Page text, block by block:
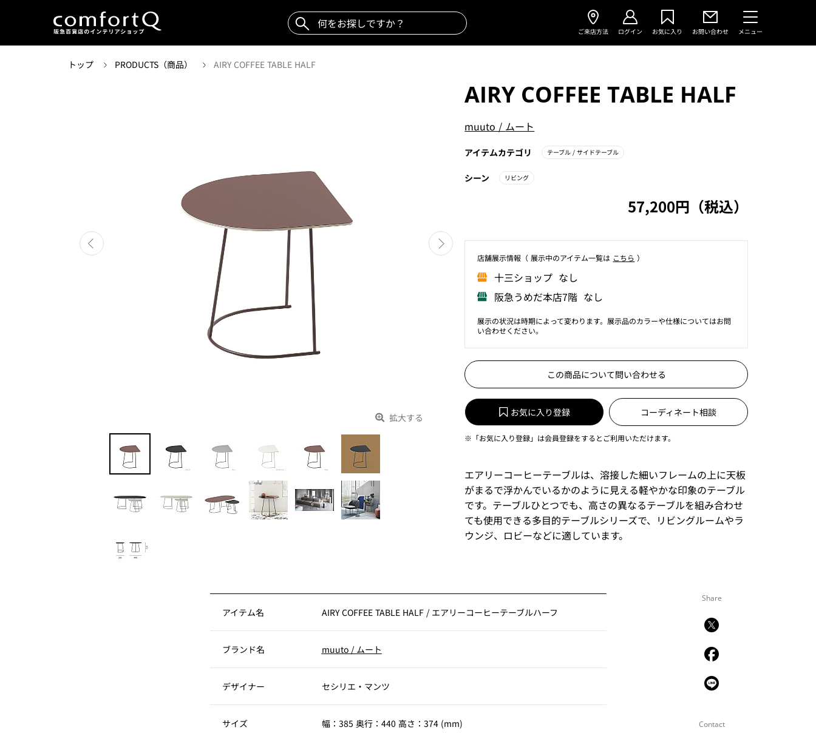
ご来店方法 ログイン お気に入り お問い合わせ メニュー
トップ PRODUCTS（商品） AIRY COFFEE TABLE HALF
拡大する
AIRY COFFEE TABLE HALF
muuto / ムート
アイテムカテゴリ テーブル/ サイドテーブル
シーン リビング
57,200円（税込）
店舗展⽰情報（ 展⽰中のアイテム⼀覧は こちら ）
⼗三ショップ なし
阪急うめだ本店7階 なし
展示の状況は時期によって変わります。展示品のカラーや仕様についてはお問
い合わせください。
この商品について問い合わせる
お気に入り登録 コーディネート相談
※「お気に入り登録」は会員登録をするとご利用いただけます。
エアリーコーヒーテーブルは、溶接した細いフレームの上に天板
がまるで浮かんでいるかのように見える軽やかな印象のテーブル
です。テーブルひとつでも、高さの異なるテーブルを組み合わせ
ても使用できる多目的テーブルシリーズで、リビングルームやラ
ウンジ、ロビーなどに適しています。
Share
Contact
アイテム名 AIRY COFFEE TABLE HALF / エアリーコーヒーテーブルハーフ
ブランド名 muuto / ムート
デザイナー セシリエ・マンツ
サイズ 幅：385 奥行：440 高さ：374 (mm)